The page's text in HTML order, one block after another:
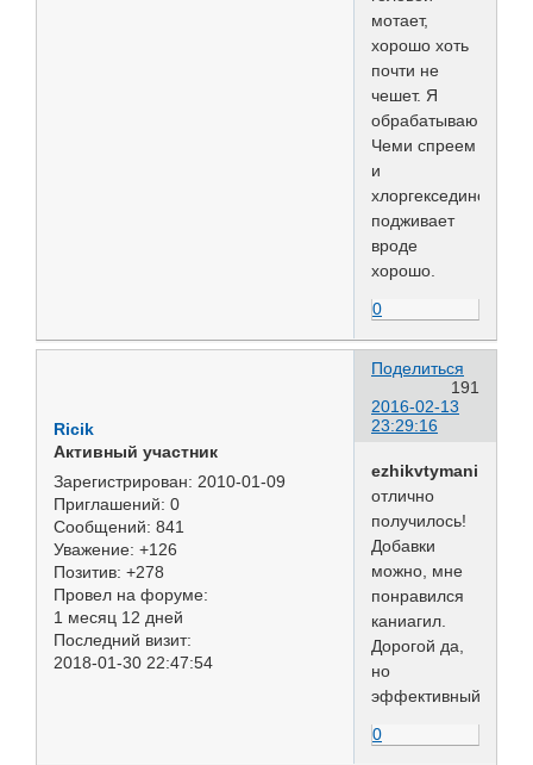
мотает,
хорошо хоть
почти не
чешет. Я
обрабатываю
Чеми спреем
и
хлоргекседином,
подживает
вроде
хорошо.
0
Поделиться
191
2016-02-13
23:29:16
Ricik
Активный участник
Зарегистрирован: 2010-01-09
Приглашений: 0
Сообщений: 841
Уважение: +126
Позитив: +278
Провел на форуме:
1 месяц 12 дней
Последний визит:
2018-01-30 22:47:54
ezhikvtymani
отлично
получилось!
Добавки
можно, мне
понравился
каниагил.
Дорогой да,
но
эффективный.
0